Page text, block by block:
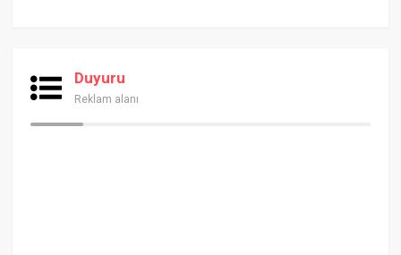
Duyuru
Reklam alanı